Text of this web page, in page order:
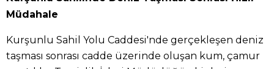
Müdahale
Kurşunlu Sahil Yolu Caddesi'nde gerçekleşen deniz
taşması sonrası cadde üzerinde oluşan kum, çamur